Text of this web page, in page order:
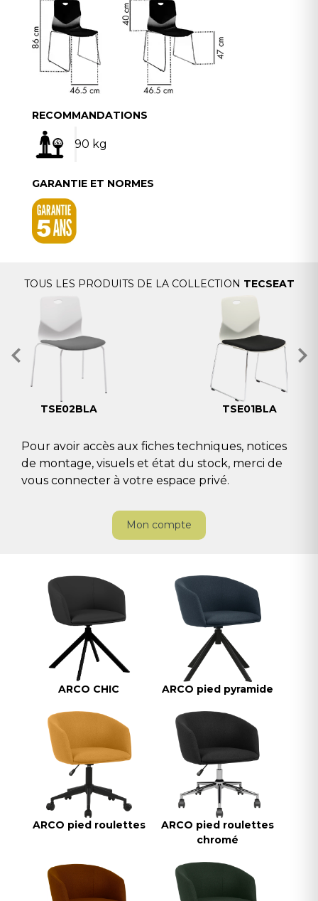
RECOMMANDATIONS
90 kg
GARANTIE ET NORMES
TOUS LES PRODUITS DE LA COLLECTION TECSEAT
TSE02BLA TSE01BLA
Pour avoir accès aux fiches techniques, notices
de montage, visuels et état du stock, merci de
vous connecter à votre espace privé.
Mon compte
ARCO CHIC ARCO pied pyramide
ARCO pied roulettes
ARCO pied roulettes
chromé